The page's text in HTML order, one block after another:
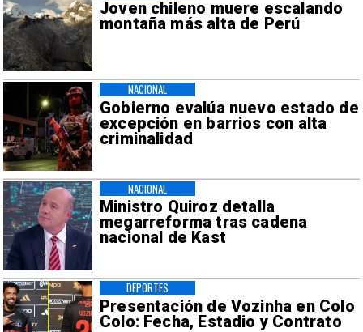
Joven chileno muere escalando
montaña más alta de Perú
Gobierno evalúa nuevo estado de
excepción en barrios con alta
criminalidad
NACIONAL
Ministro Quiroz detalla
megarreforma tras cadena
nacional de Kast
NACIONAL
Presentación de Vozinha en Colo
Colo: Fecha, Estadio y Contrato
DEPORTES